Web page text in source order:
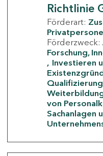
Richtlinie
Förderart:
Förderzweck:
Forschung,
Investieren
von
Sachanlagen